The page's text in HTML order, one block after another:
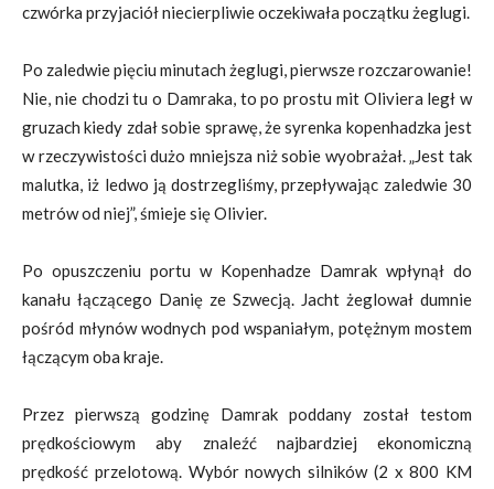
czwórka przyjaciół niecierpliwie oczekiwała początku żeglugi.
Po zaledwie pięciu minutach żeglugi, pierwsze rozczarowanie!
Nie, nie chodzi tu o Damraka, to po prostu mit Oliviera legł w
gruzach kiedy zdał sobie sprawę, że syrenka kopenhadzka jest
w rzeczywistości dużo mniejsza niż sobie wyobrażał. „Jest tak
malutka, iż ledwo ją dostrzegliśmy, przepływając zaledwie 30
metrów od niej”, śmieje się Olivier.
Po opuszczeniu portu w Kopenhadze Damrak wpłynął do
kanału łączącego Danię ze Szwecją. Jacht żeglował dumnie
pośród młynów wodnych pod wspaniałym, potężnym mostem
łączącym oba kraje.
Przez pierwszą godzinę Damrak poddany został testom
prędkościowym aby znaleźć najbardziej ekonomiczną
prędkość przelotową. Wybór nowych silników (2 x 800 KM